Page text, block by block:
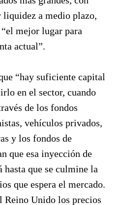
liquidez a medio plazo,
mejor lugar para
actual”.
“hay suficiente capital
en el sector, cuando
de los fondos
vehículos privados,
y los fondos de
que esa inyección de
que se culmine la
que espera el mercado.
Reino Unido los precios